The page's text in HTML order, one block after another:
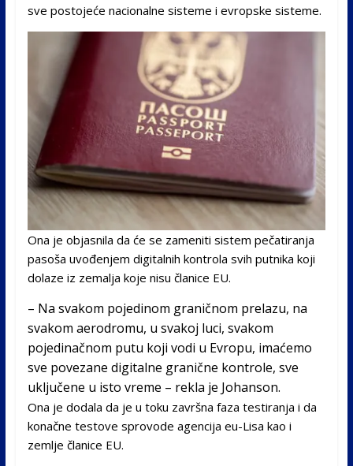
sve postojeće nacionalne sisteme i evropske sisteme.
Ona je objasnila da će se zameniti sistem pečatiranja
pasoša uvođenjem digitalnih kontrola svih putnika koji
dolaze iz zemalja koje nisu članice EU.
– Na svakom pojedinom graničnom prelazu, na
svakom aerodromu, u svakoj luci, svakom
pojedinačnom putu koji vodi u Evropu, imaćemo
sve povezane digitalne granične kontrole, sve
uključene u isto vreme – rekla je Johanson.
Ona je dodala da je u toku završna faza testiranja i da
konačne testove sprovode agencija eu-Lisa kao i
zemlje članice EU.